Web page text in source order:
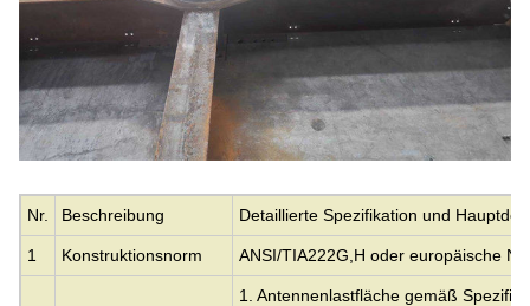
Nr. Beschreibung Detaillierte Spezifikation und
1 Konstruktionsnorm ANSI/TIA222G,H oder europäische
1. Antennenlastfläche gemäß